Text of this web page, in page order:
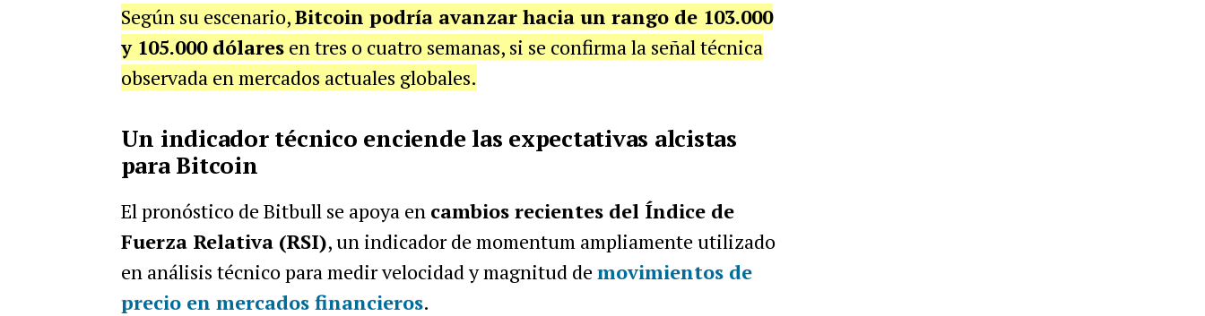
Según su escenario,Bitcoin podría avanzar hacia un rango de 103.000
y 105.000 dólaresen tres o cuatro semanas, si se confirma la señal técnica
observada en mercados actuales globales.
Un indicador técnico enciende las expectativas alcistas
para Bitcoin
El pronóstico de Bitbull se apoya en cambios recientes del Índice de
Fuerza Relativa (RSI), un indicador de momentum ampliamente utilizado
en análisis técnico para medir velocidad y magnitud de movimientos de
precio en mercados financieros.